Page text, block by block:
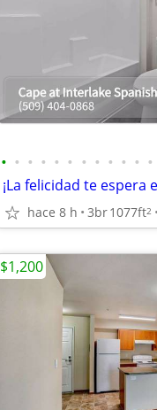
• • • • • • • • • • • •
hace 8 h 3br1077ft2
$1,200